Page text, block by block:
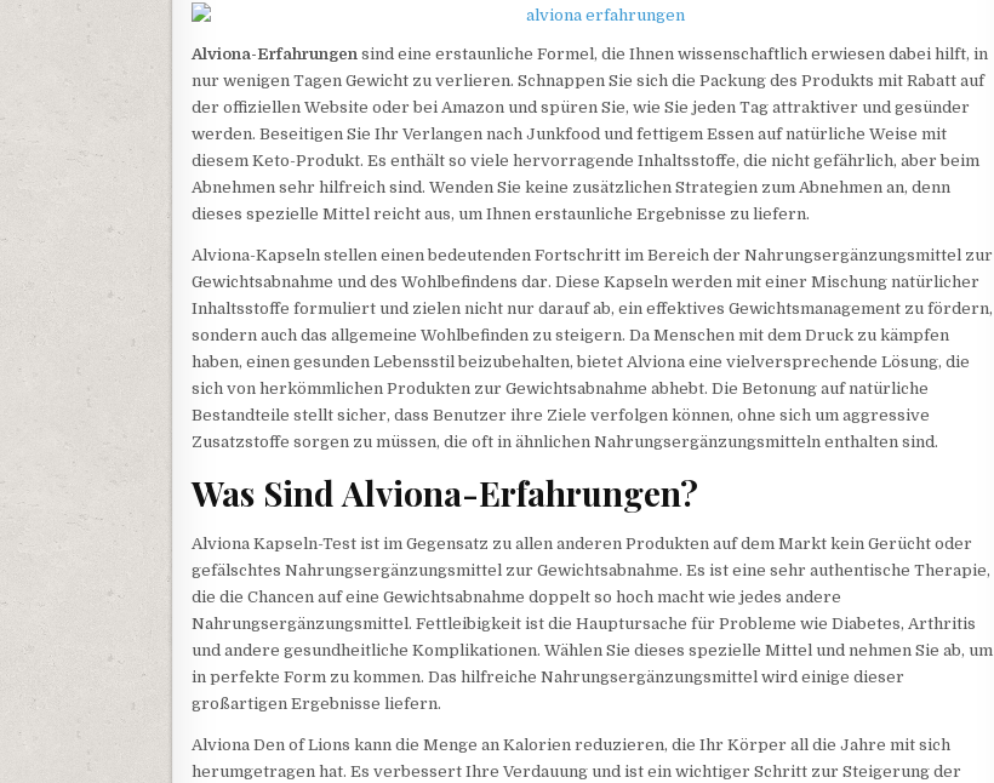
Alviona-Erfahrungen sind eine erstaunliche Formel, die Ihnen wissenschaftlich erwiesen dabei hilft, in
nur wenigen Tagen Gewicht zu verlieren. Schnappen Sie sich die Packung des Produkts mit Rabatt auf
der offiziellen Website oder bei Amazon und spüren Sie, wie Sie jeden Tag attraktiver und gesünder
werden. Beseitigen Sie Ihr Verlangen nach Junkfood und fettigem Essen auf natürliche Weise mit
diesem Keto-Produkt. Es enthält so viele hervorragende Inhaltsstoffe, die nicht gefährlich, aber beim
Abnehmen sehr hilfreich sind. Wenden Sie keine zusätzlichen Strategien zum Abnehmen an, denn
dieses spezielle Mittel reicht aus, um Ihnen erstaunliche Ergebnisse zu liefern.
Alviona-Kapseln stellen einen bedeutenden Fortschritt im Bereich der Nahrungsergänzungsmittel zur
Gewichtsabnahme und des Wohlbefindens dar. Diese Kapseln werden mit einer Mischung natürlicher
Inhaltsstoffe formuliert und zielen nicht nur darauf ab, ein effektives Gewichtsmanagement zu fördern,
sondern auch das allgemeine Wohlbefinden zu steigern. Da Menschen mit dem Druck zu kämpfen
haben, einen gesunden Lebensstil beizubehalten, bietet Alviona eine vielversprechende Lösung, die
sich von herkömmlichen Produkten zur Gewichtsabnahme abhebt. Die Betonung auf natürliche
Bestandteile stellt sicher, dass Benutzer ihre Ziele verfolgen können, ohne sich um aggressive
Zusatzstoffe sorgen zu müssen, die oft in ähnlichen Nahrungsergänzungsmitteln enthalten sind.
Was Sind Alviona-Erfahrungen?
Alviona Kapseln-Test ist im Gegensatz zu allen anderen Produkten auf dem Markt kein Gerücht oder
gefälschtes Nahrungsergänzungsmittel zur Gewichtsabnahme. Es ist eine sehr authentische Therapie,
die die Chancen auf eine Gewichtsabnahme doppelt so hoch macht wie jedes andere
Nahrungsergänzungsmittel. Fettleibigkeit ist die Hauptursache für Probleme wie Diabetes, Arthritis
und andere gesundheitliche Komplikationen. Wählen Sie dieses spezielle Mittel und nehmen Sie ab, um
in perfekte Form zu kommen. Das hilfreiche Nahrungsergänzungsmittel wird einige dieser
großartigen Ergebnisse liefern.
Alviona Den of Lions kann die Menge an Kalorien reduzieren, die Ihr Körper all die Jahre mit sich
herumgetragen hat. Es verbessert Ihre Verdauung und ist ein wichtiger Schritt zur Steigerung der